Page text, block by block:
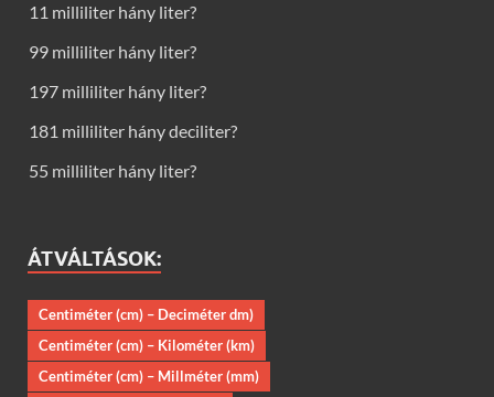
11 milliliter hány liter?
99 milliliter hány liter?
197 milliliter hány liter?
181 milliliter hány deciliter?
55 milliliter hány liter?
ÁTVÁLTÁSOK:
Centiméter (cm) – Deciméter dm)
Centiméter (cm) – Kilométer (km)
Centiméter (cm) – Millméter (mm)